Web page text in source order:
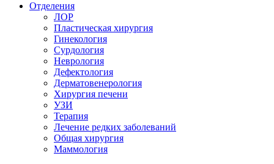
Отделения
ЛОР
Пластическая хирургия
Гинекология
Сурдология
Неврология
Дефектология
Дерматовенерология
Хирургия печени
УЗИ
Терапия
Лечение редких заболеваний
Общая хирургия
Маммология